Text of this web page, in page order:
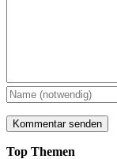
Top Themen